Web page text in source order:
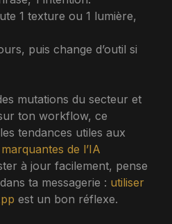
1 texture ou 1 lumière,
puis change d’outil si
mutations du secteur et
ton workflow, ce
tendances utiles aux
de l’IA
à jour facilement, pense
ta messagerie : utiliser
est un bon réflexe.